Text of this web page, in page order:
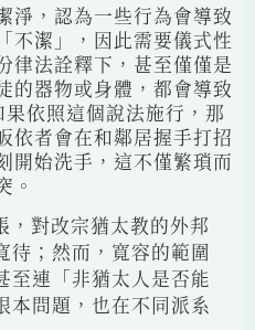
淨，認為一些行為會導致
不潔」，因此需要儀式性
律法詮釋下，甚至僅僅是
的器物或身體，都會導致
果依照這個說法施行，那
依者會在和鄰居握手打招
開始洗手，這不僅繁瑣而
。
，對改宗猶太教的外邦
待；然而，寬容的範圍
至連「非猶太人是否能
本問題，也在不同派系